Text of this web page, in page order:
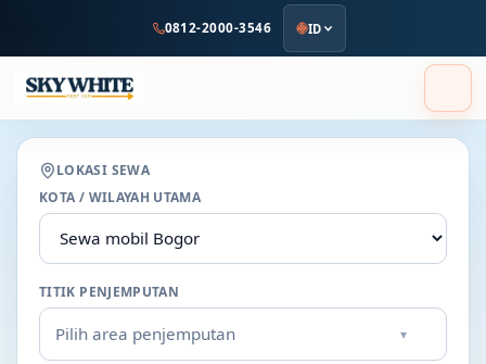
utama
0812-2000-3546 ID
LOKASI SEWA
KOTA / WILAYAH UTAMA
TITIK PENJEMPUTAN
Pilih area penjemputan ▾